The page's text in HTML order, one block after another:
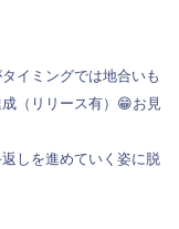
イミングでは地合いも
（リリース有）😁お見
しを進めていく姿に脱